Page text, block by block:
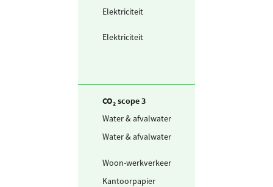
Elektriciteit
Elektriciteit
CO₂ scope 3
Water & afvalwater
Water & afvalwater
Woon-werkverkeer
Kantoorpapier